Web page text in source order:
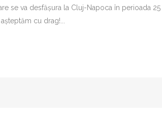
ROMANULUI ROMÂNESC
se va desfășura la Cluj-Napoca în perioada
cu drag!...